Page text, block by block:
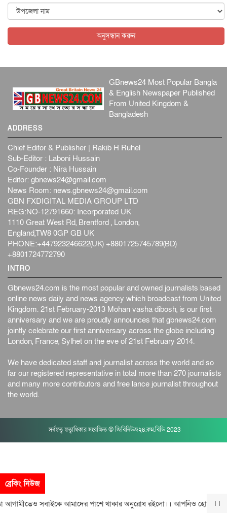
আন্তর্জাতিক ৫ আগস্ট, ২০২৬
অনুসন্ধান করুন
GBnews24 Most Popular Bangla
& English Newspaper Published
From United Kingdom &
Bangladesh
ADDRESS
Chief Editor & Publisher | Rakib H Ruhel
Sub-Editor : Laboni Hussain
Co-Founder : Nira Hussain
Editor: gbnews24@gmail.com
News Room: news.gbnews24@gmail.com
GBN FXDIGITAL MEDIA GROUP LTD
REG:NO-12791660: Incorporated UK
1110 Great West Rd, Brentford , London,
England,TW8 0GP GB UK
PHONE:+447923246622(UK) +8801725745789(BD)
+8801724772790
INTRO
Gbnews24.com is the most popular and owned journalists based
online news daily and news agency which broadcast from United
Kingdom. 21st February-2013 Mohan vasha dibosh, is our first
anniversary and we are proudly announces that gbnews24.com
jointly celebrate our first anniversary across the globe including
London, France, Sylhet on the eve of 21st February 2014.
We have dedicated staff and journalist across the world and so
far our registered representative in total more than 270 journalists
and many more contributors and free lance journalist throughout
the world.
সর্বস্বত্ব স্বত্বাধিকার সংরক্ষিত © জিবিনিউজ২৪.কম.বিডি 2023
ব্রেকিং নিউজ
সবাইকে আমাদের পাশে থাকার অনুরোধ রইলো।। আপনিও হোন আমাদের